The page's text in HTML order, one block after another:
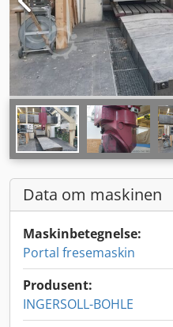
Data om maskinen
Maskinbetegnelse:
Portal fresemaskin
Produsent:
INGERSOLL-BOHLE